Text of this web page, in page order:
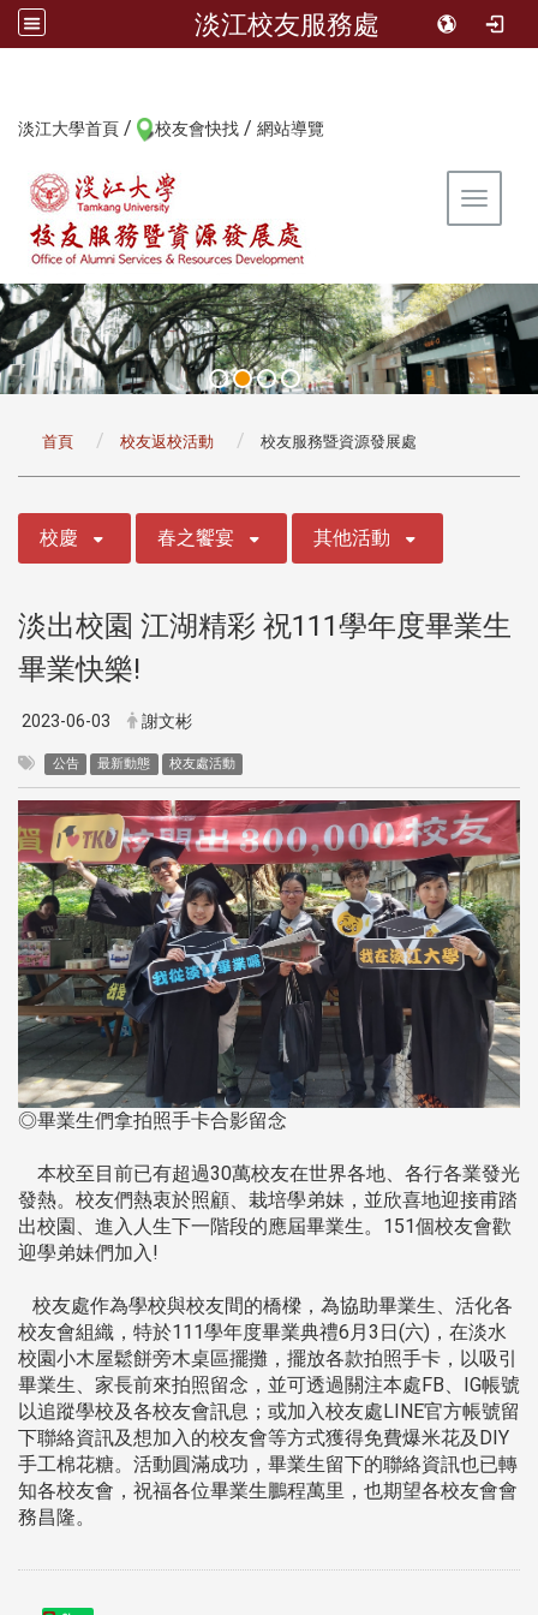
淡江校友服務處
淡江大學首頁 / 校友會快找 / 網站導覽
Toggle
首頁 校友返校活動 校友服務暨資源發展處
校慶 春之饗宴 其他活動
淡出校園 江湖精彩 祝111學年度畢業生
畢業快樂!
2023-06-03 謝文彬
公告 最新動態 校友處活動
◎畢業生們拿拍照手卡合影留念
本校至目前已有超過30萬校友在世界各地、各行各業發光
發熱。校友們熱衷於照顧、栽培學弟妹，並欣喜地迎接甫踏
出校園、進入人生下一階段的應屆畢業生。151個校友會歡
迎學弟妹們加入!
校友處作為學校與校友間的橋樑，為協助畢業生、活化各
校友會組織，特於111學年度畢業典禮6月3日(六)，在淡水
校園小木屋鬆餅旁木桌區擺攤，擺放各款拍照手卡，以吸引
畢業生、家長前來拍照留念，並可透過關注本處FB、IG帳號
以追蹤學校及各校友會訊息；或加入校友處LINE官方帳號留
下聯絡資訊及想加入的校友會等方式獲得免費爆米花及DIY
手工棉花糖。活動圓滿成功，畢業生留下的聯絡資訊也已轉
知各校友會，祝福各位畢業生鵬程萬里，也期望各校友會會
務昌隆。